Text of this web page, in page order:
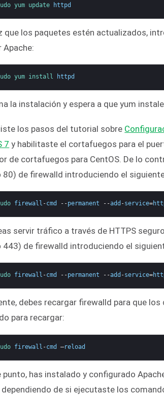
yum update httpd
que los paquetes estén actualizados,
Apache:
yum install httpd
la instalación y espera a que yum
los pasos del tutorial sobre
7 y habilitaste el cortafuegos para el
de cortafuegos para CentOS. De lo
80) de firewalld introduciendo el
firewall -cmd --permanent --add -service=
servir tráfico a través de HTTPS
443) de firewalld introduciendo el
firewall -cmd --permanent --add -service=
debes recargar firewalld para que
para recargar:
firewall -cmd –reload
punto, has instalado y configurado
dependiendo de si ejecutaste los